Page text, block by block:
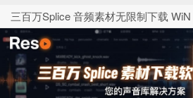
三百万Splice 音频素材无限制下载